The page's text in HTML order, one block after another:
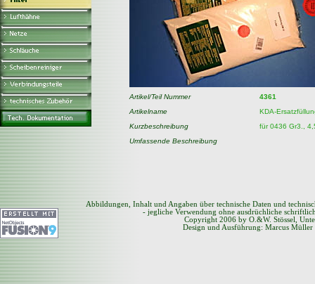
Artikel/Teil Nummer
4361
Artikelname
KDA-
Kurzbeschreibung
für 0436 Gr3.,
Umfassende Beschreibung
Abbildungen, Inhalt und Angaben über technische Daten und
- jegliche Verwendung ohne ausdrüchliche
Copyright 2006 by O.&W. Stössel,
Design und Ausführung: Marcus